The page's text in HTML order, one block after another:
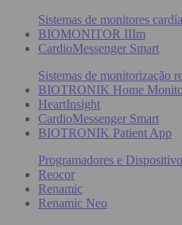
Sistemas de monitores
BIOMONITOR IIIm
CardioMessenger Smart
Sistemas de monitorização
BIOTRONIK Home
HeartInsight
CardioMessenger Smart
BIOTRONIK Patient App
Programadores e
Reocor
Renamic
Renamic Neo